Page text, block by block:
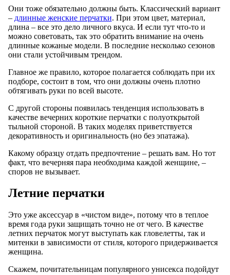
Они тоже обязательно должны быть. Классический вариант
– длинные женские перчатки. При этом цвет, материал,
длина – все это дело личного вкуса. И если тут что-то и
можно советовать, так это обратить внимание на очень
длинные кожаные модели. В последние несколько сезонов
они стали устойчивым трендом.
Главное же правило, которое полагается соблюдать при их
подборе, состоит в том, что они должны очень плотно
обтягивать руки по всей высоте.
С другой стороны появилась тенденция использовать в
качестве вечерних короткие перчатки с полуоткрытой
тыльной стороной. В таких моделях приветствуется
декоративность и оригинальность (но без эпатажа).
Какому образцу отдать предпочтение – решать вам. Но тот
факт, что вечерняя пара необходима каждой женщине, –
споров не вызывает.
Летние перчатки
Это уже аксессуар в «чистом виде», потому что в теплое
время года руки защищать точно не от чего. В качестве
летних перчаток могут выступать как гловелетты, так и
митенки в зависимости от стиля, которого придерживается
женщина.
Скажем, почитательницам популярного унисекса подойдут